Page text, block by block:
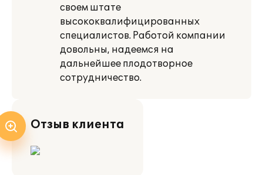
своем штате
высококвалифицированных
специалистов. Работой компании
довольны, надеемся на
дальнейшее плодотворное
сотрудничество.
Отзыв клиента